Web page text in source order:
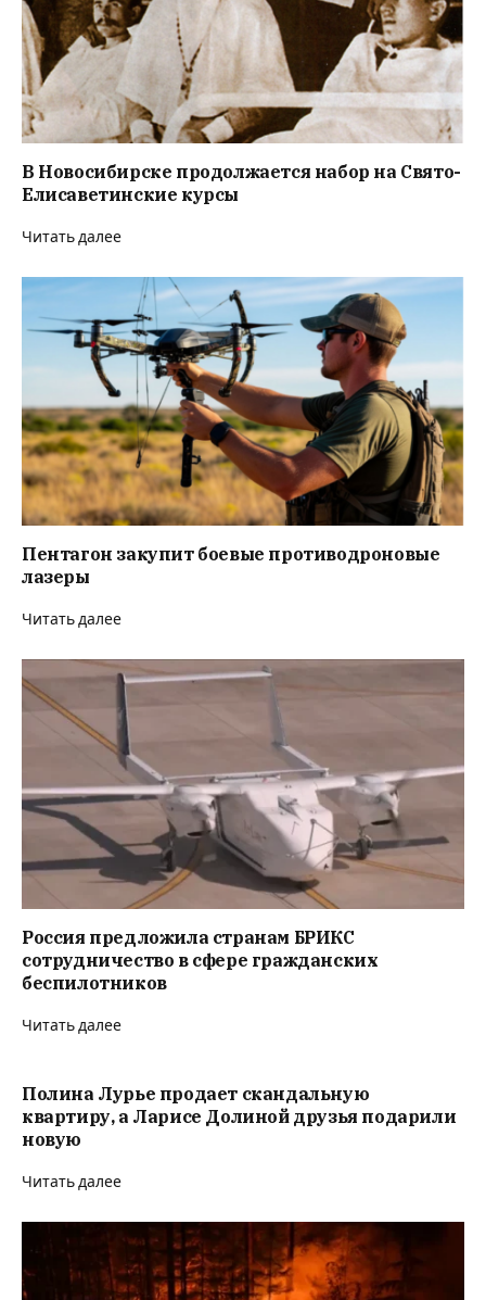
В Новосибирске продолжается набор на Свято-
Елисаветинские курсы
Читать далее
Пентагон закупит боевые противодроновые
лазеры
Читать далее
Россия предложила странам БРИКС
сотрудничество в сфере гражданских
беспилотников
Читать далее
Полина Лурье продает скандальную
квартиру, а Ларисе Долиной друзья подарили
новую
Читать далее